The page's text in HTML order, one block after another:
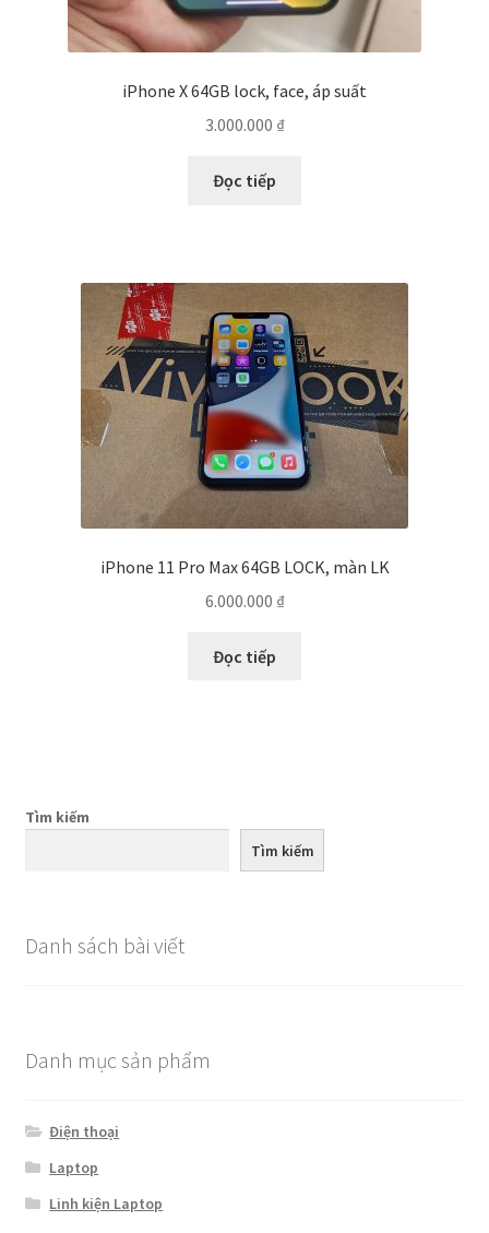
iPhone X 64GB lock, face, áp suất
3.000.000 ₫
Đọc tiếp
iPhone 11 Pro Max 64GB LOCK, màn LK
6.000.000 ₫
Đọc tiếp
Tìm kiếm
Tìm kiếm
Danh sách bài viết
Danh mục sản phẩm
Điện thoại
Laptop
Linh kiện Laptop